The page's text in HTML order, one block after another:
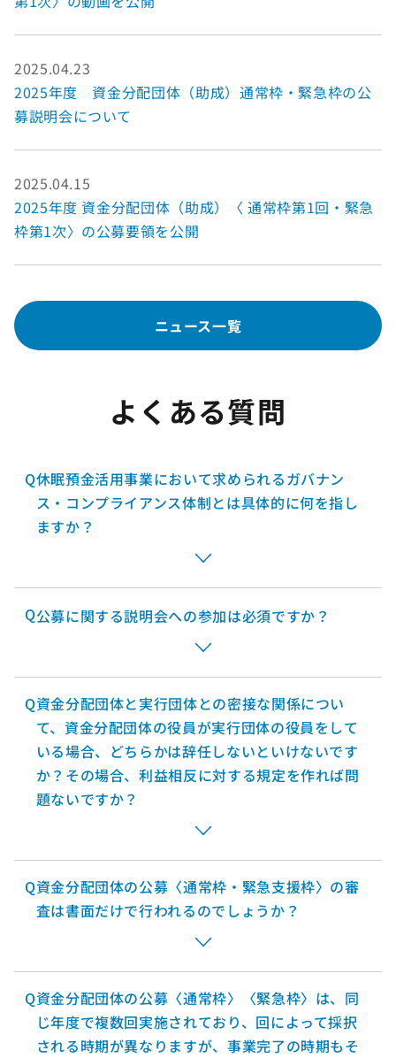
2025.04.23
2025年度 資金分配団体（助成）通常枠・緊急枠の公
募説明会について
2025.04.15
2025年度 資金分配団体（助成）〈 通常枠第1回・緊急
枠第1次〉の公募要領を公開
ニュース一覧
よくある質問
Q休眠預金活用事業において求められるガバナン
ス・コンプライアンス体制とは具体的に何を指し
ますか？
Q公募に関する説明会への参加は必須ですか？
Q資金分配団体と実行団体との密接な関係につい
て、資金分配団体の役員が実行団体の役員をして
いる場合、どちらかは辞任しないといけないです
か？その場合、利益相反に対する規定を作れば問
題ないですか？
Q資金分配団体の公募〈通常枠・緊急支援枠〉の審
査は書面だけで行われるのでしょうか？
Q資金分配団体の公募〈通常枠〉〈緊急枠〉は、同
じ年度で複数回実施されており、回によって採択
される時期が異なりますが、事業完了の時期もそ